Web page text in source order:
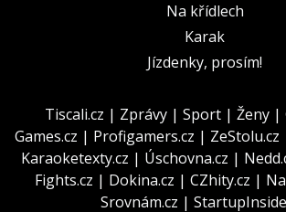
Na křídlech
Karak
Jízdenky, prosím!
Tiscali.cz | Zprávy | Sport | Ženy |
Games.cz | Profigamers.cz | ZeStolu.cz
Karaoketexty.cz | Úschovna.cz |
Fights.cz | Dokina.cz | CZhity.cz |
Srovnám.cz |